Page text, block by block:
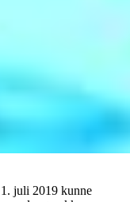
juli 2019 kunne